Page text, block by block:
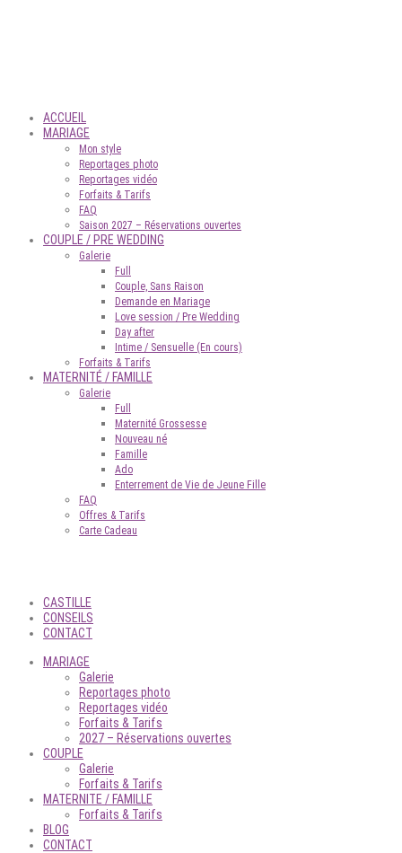
ACCUEIL
MARIAGE
Mon style
Reportages photo
Reportages vidéo
Forfaits & Tarifs
FAQ
Saison 2027 – Réservations ouvertes
COUPLE / PRE WEDDING
Galerie
Full
Couple, Sans Raison
Demande en Mariage
Love session / Pre Wedding
Day after
Intime / Sensuelle (En cours)
Forfaits & Tarifs
MATERNITÉ / FAMILLE
Galerie
Full
Maternité Grossesse
Nouveau né
Famille
Ado
Enterrement de Vie de Jeune Fille
FAQ
Offres & Tarifs
Carte Cadeau
CASTILLE
CONSEILS
CONTACT
MARIAGE
Galerie
Reportages photo
Reportages vidéo
Forfaits & Tarifs
2027 – Réservations ouvertes
COUPLE
Galerie
Forfaits & Tarifs
MATERNITE / FAMILLE
Forfaits & Tarifs
BLOG
CONTACT